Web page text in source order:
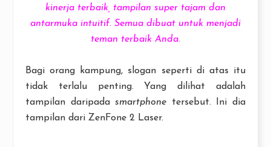
kinerja terbaik, tampilan super tajam dan
antarmuka intuitif. Semua dibuat untuk menjadi
teman terbaik Anda.
Bagi orang kampung, slogan seperti di atas itu
tidak terlalu penting. Yang dilihat adalah
tampilan daripadasmartphone tersebut. Ini dia
tampilan dari ZenFone 2 Laser.